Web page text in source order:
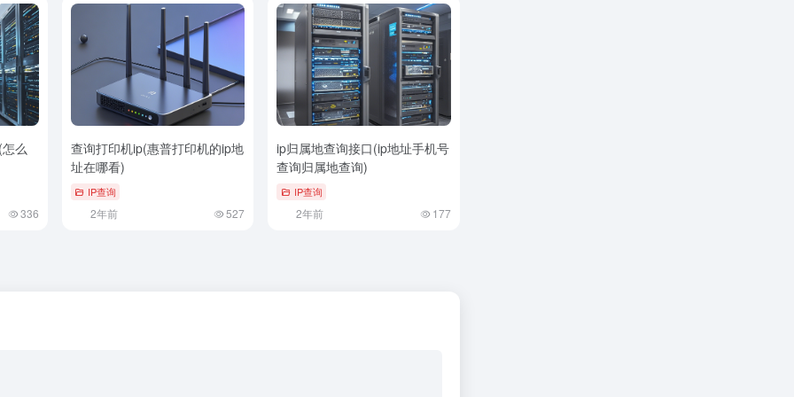
么
336
查询打印机ip(惠普打印机的ip地
址在哪看)
IP查询
2年前 527
ip归属地查询接口(ip地址手机号
查询归属地查询)
IP查询
2年前 177